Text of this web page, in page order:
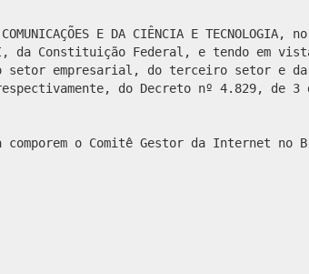
E DA CIÊNCIA E TECNOLOGIA,
Constituição Federal, e tendo em
empresarial, do terceiro setor e da
do Decreto nº 4.829, de 3
o Comitê Gestor da Internet no